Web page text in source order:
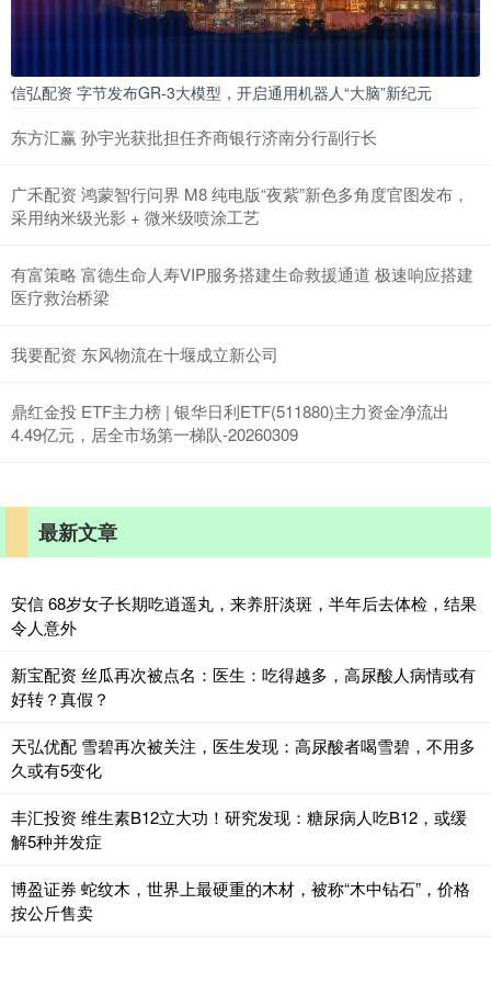
信弘配资 字节发布GR-3大模型，开启通用机器人“大脑”新纪元
东方汇赢 孙宇光获批担任齐商银行济南分行副行长
广禾配资 鸿蒙智行问界 M8 纯电版“夜紫”新色多角度官图发布，
采用纳米级光影 + 微米级喷涂工艺
有富策略 富德生命人寿VIP服务搭建生命救援通道 极速响应搭建
医疗救治桥梁
我要配资 东风物流在十堰成立新公司
鼎红金投 ETF主力榜 | 银华日利ETF(511880)主力资金净流出
4.49亿元，居全市场第一梯队-20260309
最新文章
安信 68岁女子长期吃逍遥丸，来养肝淡斑，半年后去体检，结果
令人意外
新宝配资 丝瓜再次被点名：医生：吃得越多，高尿酸人病情或有
好转？真假？
天弘优配 雪碧再次被关注，医生发现：高尿酸者喝雪碧，不用多
久或有5变化
丰汇投资 维生素B12立大功！研究发现：糖尿病人吃B12，或缓
解5种并发症
博盈证券 蛇纹木，世界上最硬重的木材，被称“木中钻石”，价格
按公斤售卖